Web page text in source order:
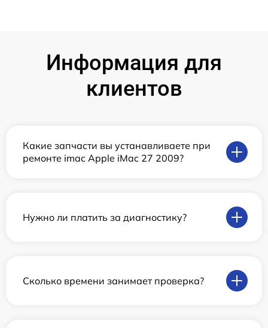
Информация для
клиентов
Какие запчасти вы устанавливаете при
ремонте imac Apple iMac 27 2009?
Нужно ли платить за диагностику?
Сколько времени занимает проверка?